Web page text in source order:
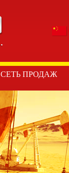
СЕТЬ ПРОДАЖ